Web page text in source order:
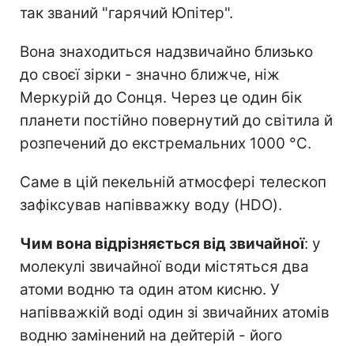
так званий "гарячий Юпітер".
Вона знаходиться надзвичайно близько
до своєї зірки - значно ближче, ніж
Меркурій до Сонця. Через це один бік
планети постійно повернутий до світила й
розпечений до екстремальних 1000 °C.
Саме в цій пекельній атмосфері телескоп
зафіксував напівважку воду (HDO).
Чим вона відрізняється від звичайної: у
молекулі звичайної води містяться два
атоми водню та один атом кисню. У
напівважкій воді один зі звичайних атомів
водню замінений на дейтерій - його